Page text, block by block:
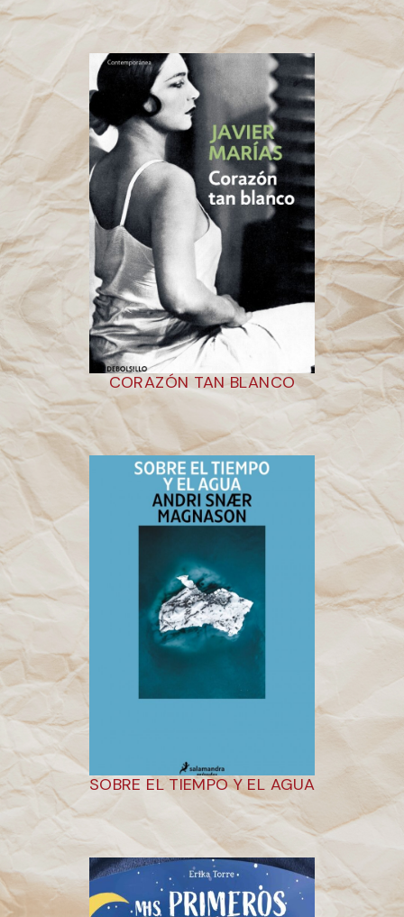
CORAZÓN TAN BLANCO
SOBRE EL TIEMPO Y EL AGUA